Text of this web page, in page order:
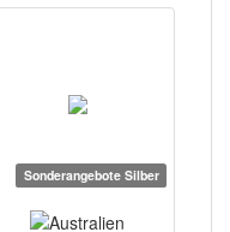
Sonderangebote Silber